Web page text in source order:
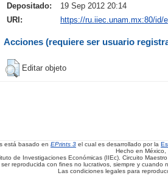
Depositado:
19 Sep 2012 20:14
URI:
https://ru.iiec.unam.mx:80/id/
Acciones (requiere ser usuario
Editar objeto
está basado en EPrints 3 el cual es desarrollado por la
Hecho en México,
de Investigaciones Económicas (IIEc). Circuito
reproducida con fines no lucrativos, siempre y cuando
Las condiciones legales para